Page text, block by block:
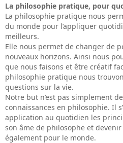
La philosophie pratique, pour
La philosophie pratique nous
du monde pour l’appliquer
meilleurs.
Elle nous permet de changer de
nouveaux horizons. Ainsi nous
que nous faisons et être créatif
philosophie pratique nous
questions sur la vie.
Notre but n’est pas simplement
connaissances en philosophie. Il
application au quotidien les
son âme de philosophe et
également pour le monde.